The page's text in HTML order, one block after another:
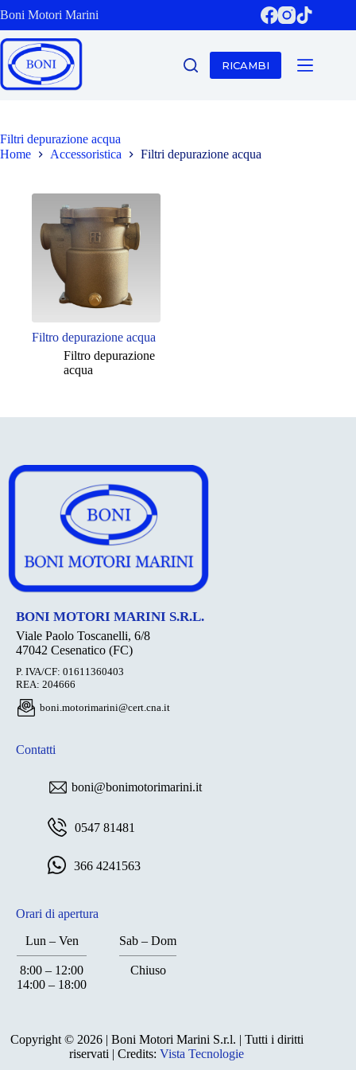
al
contenuto
Boni Motori Marini
RICAMBI
Filtri depurazione acqua
Home
Accessoristica Filtri depurazione acqua
Filtro depurazione acqua
Filtro depurazione
acqua
BONI MOTORI MARINI S.R.L.
Viale Paolo Toscanelli, 6/8
47042 Cesenatico (FC)
P. IVA/CF: 01611360403
REA: 204666
boni.motorimarini@cert.cna.it
Contatti
boni@bonimotorimarini.it
0547 81481
366 4241563
Orari di apertura
Lun – Ven
Sab – Dom
8:00 – 12:00
14:00 – 18:00
Chiuso
Copyright © 2026 | Boni Motori Marini S.r.l. | Tutti i diritti
riservati | Credits:Vista Tecnologie